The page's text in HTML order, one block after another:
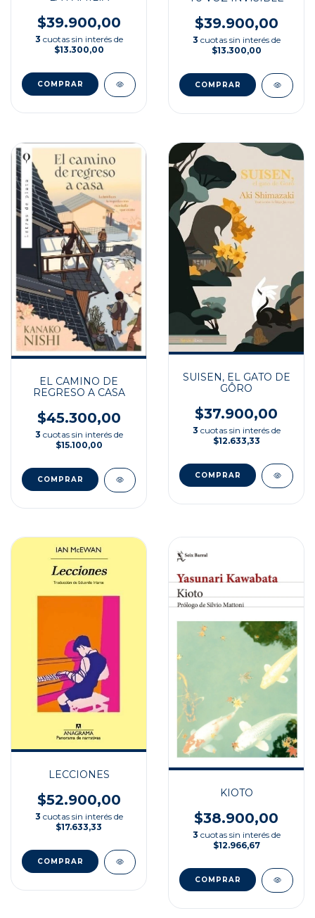
$39.900,00
3 cuotas sin interés de
$13.300,00
$39.900,00
3 cuotas sin interés de
$13.300,00
EL CAMINO DE
REGRESO A CASA
$45.300,00
3 cuotas sin interés de
$15.100,00
SUISEN, EL GATO DE
GÔRO
$37.900,00
3 cuotas sin interés de
$12.633,33
LECCIONES
$52.900,00
3 cuotas sin interés de
$17.633,33
KIOTO
$38.900,00
3 cuotas sin interés de
$12.966,67